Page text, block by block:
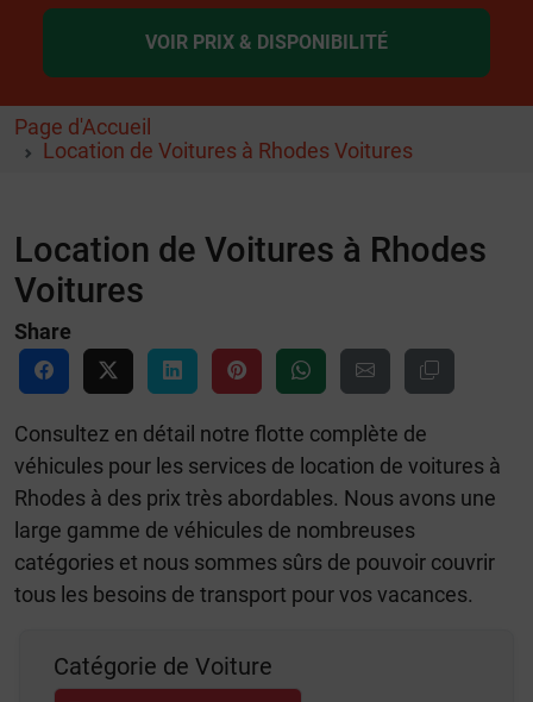
VOIR PRIX & DISPONIBILITÉ
Page d'Accueil
Location de Voitures à Rhodes Voitures
Location de Voitures à Rhodes
Voitures
Share
Consultez en détail notre flotte complète de
véhicules pour les services de location de voitures à
Rhodes à des prix très abordables. Nous avons une
large gamme de véhicules de nombreuses
catégories et nous sommes sûrs de pouvoir couvrir
tous les besoins de transport pour vos vacances.
Catégorie de Voiture